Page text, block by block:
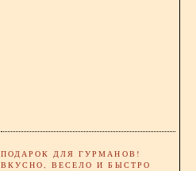
ПОДАРОК ДЛЯ ГУРМАНОВ!
ВКУСНО, ВЕСЕЛО И БЫСТРО